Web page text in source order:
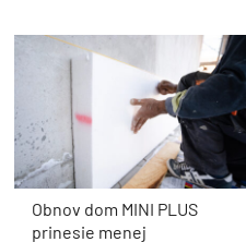
Obnov dom MINI PLUS
prinesie menej